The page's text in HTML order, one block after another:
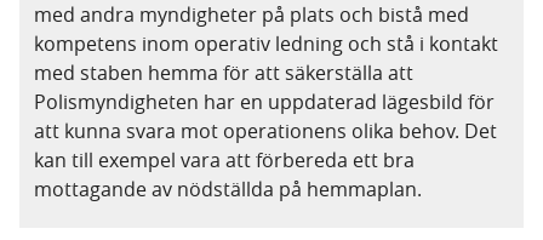
med andra myndigheter på plats och bistå med
kompetens inom operativ ledning och stå i kontakt
med staben hemma för att säkerställa att
Polismyndigheten har en uppdaterad lägesbild för
att kunna svara mot operationens olika behov. Det
kan till exempel vara att förbereda ett bra
mottagande av nödställda på hemmaplan.